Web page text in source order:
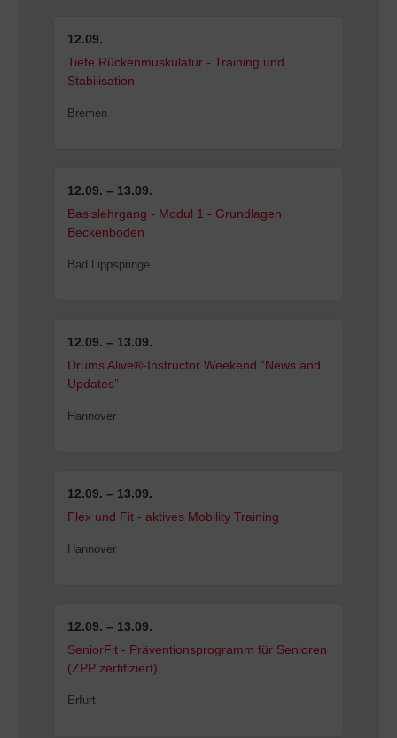
12.09.
Tiefe Rückenmuskulatur - Training und
Stabilisation
Bremen
12.09. – 13.09.
Basislehrgang - Modul 1 - Grundlagen
Beckenboden
Bad Lippspringe
12.09. – 13.09.
Drums Alive®-Instructor Weekend “News and
Updates”
Hannover
12.09. – 13.09.
Flex und Fit - aktives Mobility Training
Hannover
12.09. – 13.09.
SeniorFit - Präventionsprogramm für Senioren
(ZPP zertifiziert)
Erfurt